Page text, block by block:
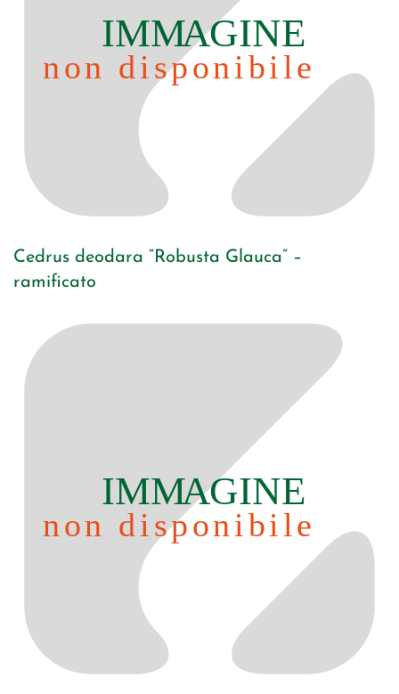
Cedrus deodara “Robusta Glauca” –
ramificato